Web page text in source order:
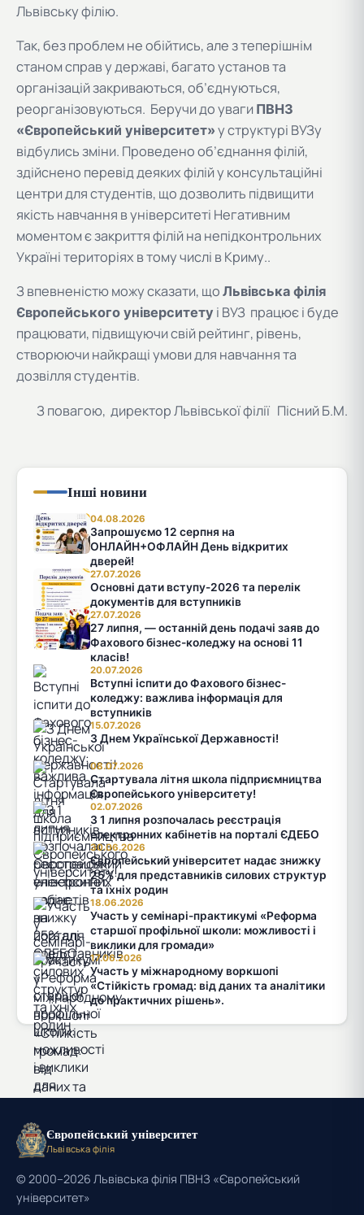
Львівську філію.
Так, без проблем не обійтись, але з теперішнім
станом справ у державі, багато установ та
організацій закриваються, об’єднуються,
реорганізовуються. Беручи до уваги ПВНЗ
«Європейський університет» у структурі ВУЗу
відбулись зміни. Проведено об’єднання філій,
здійснено перевід деяких філій у консультаційні
центри для студентів, що дозволить підвищити
якість навчання в університеті Негативним
моментом є закриття філій на непідконтрольних
Україні територіях в тому числі в Криму..
З впевненістю можу сказати, що Львівська філія
Європейського університету і ВУЗ працює і буде
працювати, підвищуючи свій рейтинг, рівень,
створюючи найкращі умови для навчання та
дозвілля студентів.
З повагою, директор Львівської філії Пісний Б.М.
Інші новини
04.08.2026
Запрошуємо 12 серпня на
ОНЛАЙН+ОФЛАЙН День відкритих
дверей!
27.07.2026
Основні дати вступу-2026 та перелік
документів для вступників
27.07.2026
27 липня, — останній день подачі заяв до
Фахового бізнес-коледжу на основі 11
класів!
20.07.2026
Вступні іспити до Фахового бізнес-
коледжу: важлива інформація для
вступників
15.07.2026
З Днем Української Державності!
08.07.2026
Стартувала літня школа підприємництва
Європейського університету!
02.07.2026
З 1 липня розпочалась реєстрація
електронних кабінетів на порталі ЄДЕБО
30.06.2026
Європейський університет надає знижку
25% для представників силових структур
та їхніх родин
18.06.2026
Участь у семінарі-практикумі «Реформа
старшої профільної школи: можливості і
виклики для громади»
17.06.2026
Участь у міжнародному воркшопі
«Стійкість громад: від даних та аналітики
до практичних рішень».
Європейський університет
Львівська філія
© 2000–2026 Львівська філія ПВНЗ «Європейський
університет»